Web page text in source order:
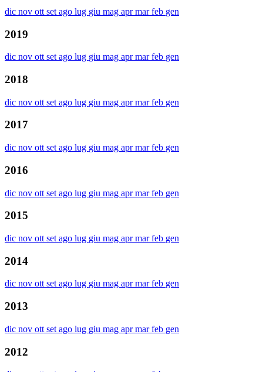
dic nov ott set ago lug giu mag aprmarfeb gen
2019
dic nov ott set ago lug giu mag aprmarfeb gen
2018
dic nov ott set ago lug giu mag aprmarfeb gen
2017
dic nov ott set ago lug giu mag aprmarfeb gen
2016
dic nov ott set ago lug giu mag aprmarfeb gen
2015
dic nov ott set ago lug giu mag aprmarfeb gen
2014
dic nov ottsetago lug giu mag aprmarfeb gen
2013
dic nov ott set ago lug giu mag aprmarfeb gen
2012